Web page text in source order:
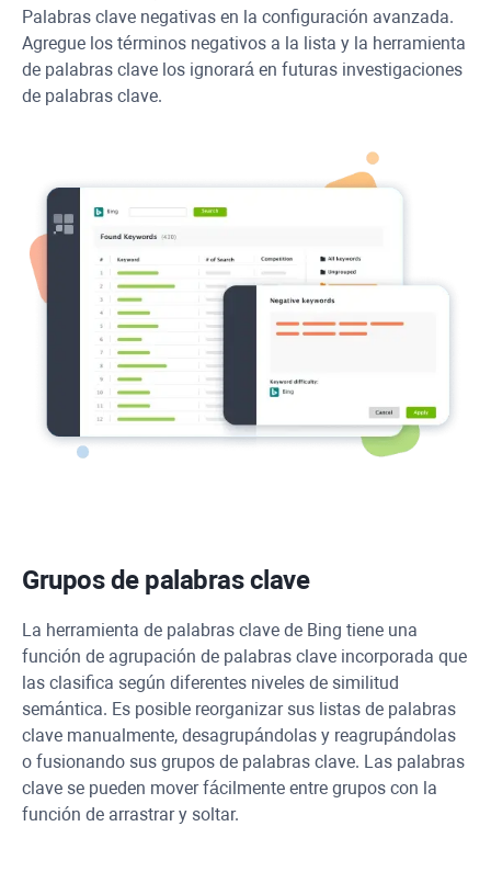
Palabras clave negativas en la configuración avanzada.
Agregue los términos negativos a la lista y la herramienta
de palabras clave los ignorará en futuras investigaciones
de palabras clave.
Grupos de palabras clave
La herramienta de palabras clave de Bing tiene una
función de agrupación de palabras clave incorporada que
las clasifica según diferentes niveles de similitud
semántica. Es posible reorganizar sus listas de palabras
clave manualmente, desagrupándolas y reagrupándolas
o fusionando sus grupos de palabras clave. Las palabras
clave se pueden mover fácilmente entre grupos con la
función de arrastrar y soltar.